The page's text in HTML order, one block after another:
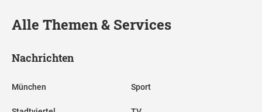
Alle Themen & Services
Nachrichten
München Sport